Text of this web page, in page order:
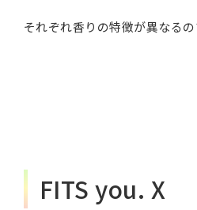
それぞれ香りの特徴が異なる
FITS you. X